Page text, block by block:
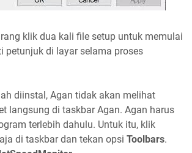
klik dua kali file setup untuk memulai
petunjuk di layar selama proses
diinstal, Agan tidak akan melihat
langsung di taskbar Agan. Agan harus
terlebih dahulu. Untuk itu, klik
di taskbar dan tekan opsi Toolbars.